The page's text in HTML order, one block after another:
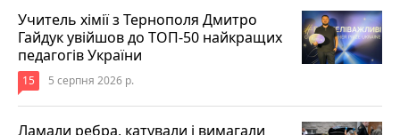
Учитель хімії з Тернополя Дмитро
Гайдук увійшов до ТОП-50 найкращих
педагогів України
15 5 серпня 2026 р.
Ламали ребра, катували і вимагали